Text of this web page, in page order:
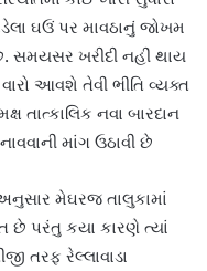
ઘઉં પર માવઠાનું જોખમ
સમયસર ખરીદી નહીં થાય
આવશે તેવી ભીતિ વ્યક્ત
તાત્કાલિક નવા બારદાન
માંગ ઉઠાવી છે
મેઘરજ તાલુકામાં
છે પરંતુ કયા કારણે ત્યાં
તરફ રેલ્લાવાડા